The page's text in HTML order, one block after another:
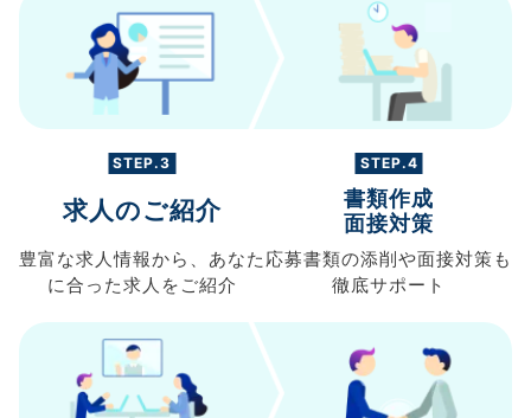
STEP.3
求人のご紹介
豊富な求人情報から、 あなた
に合った求人を ご紹介
STEP.4
書類作成
面接対策
応募書類の添削や面接対策も
徹底サポート